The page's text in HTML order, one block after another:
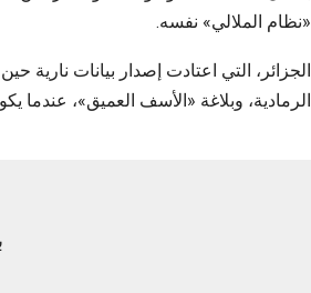
«نظام الملالي» نفسه.
الجزائر، التي اعتادت إصدار بيانات
الرمادية، وبلاغة «الأسف العميق»، عندما